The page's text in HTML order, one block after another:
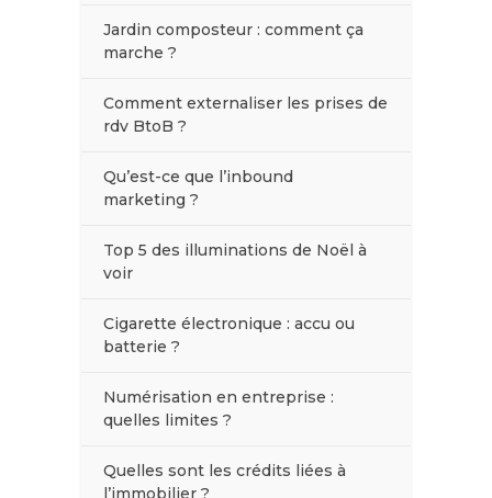
Jardin composteur : comment ça
marche ?
Comment externaliser les prises de
rdv BtoB ?
Qu’est-ce que l’inbound
marketing ?
Top 5 des illuminations de Noël à
voir
Cigarette électronique : accu ou
batterie ?
Numérisation en entreprise :
quelles limites ?
Quelles sont les crédits liées à
l’immobilier ?